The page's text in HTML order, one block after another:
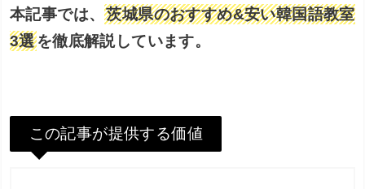
本記事では、茨城県のおすすめ&安い韓国語教室
3選を徹底解説しています。
この記事が提供する価値